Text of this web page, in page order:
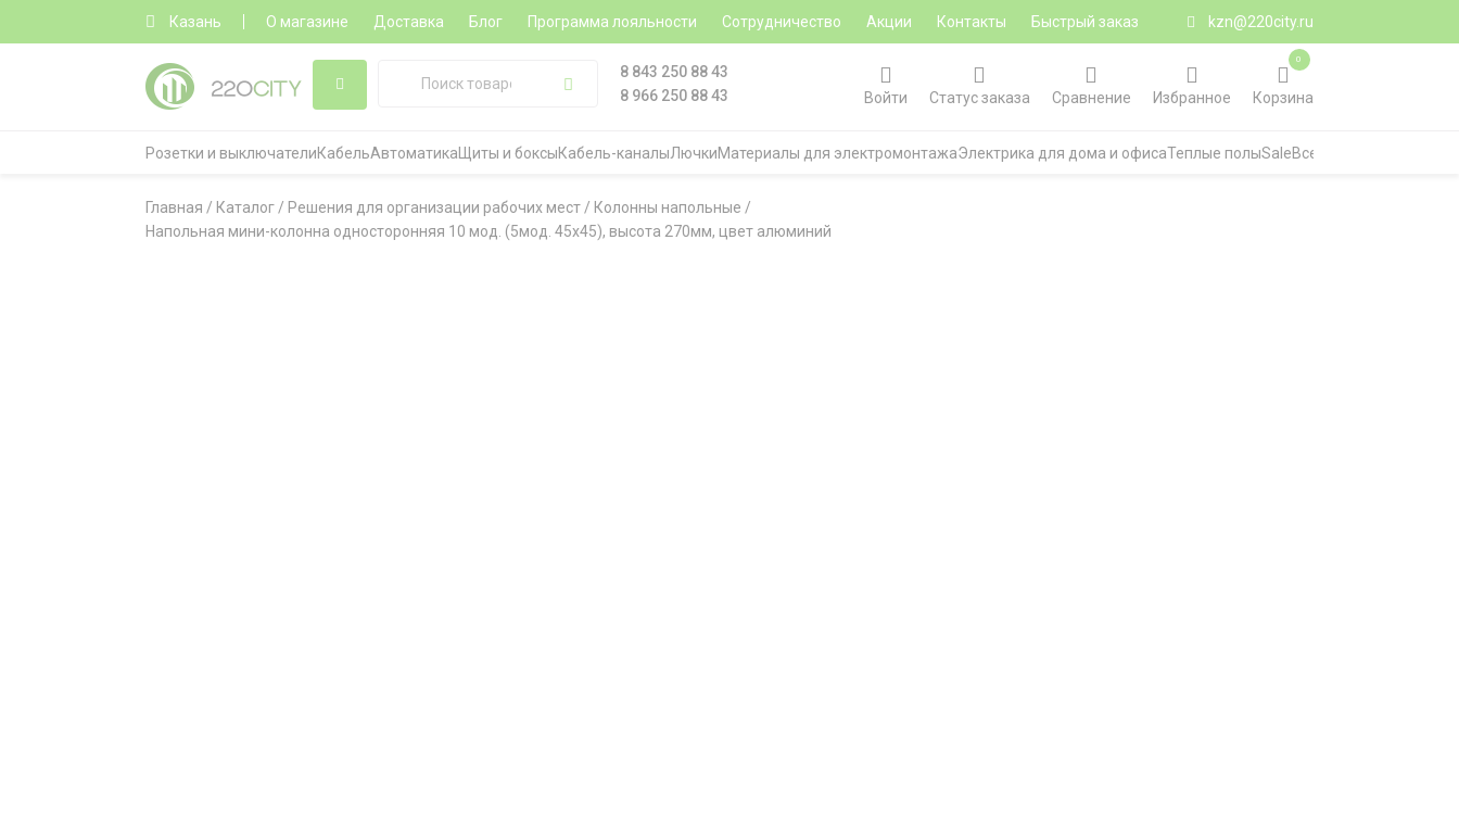
Казань О магазине Доставка Блог Программа лояльности Сотрудничество Акции Контакты Быстрый заказ kzn@220city.ru
8 843 250 88 43
8 966 250 88 43
Войти Статус заказа Сравнение Избранное Корзина
0
Розетки и выключателиКабельАвтоматика Щиты и боксыКабель-каналыЛючкиМатериалы для электромонтажаЭлектрика для дома и офисаТеплые полыSaleВсе категории
Главная / Каталог / Решения для организации рабочих мест / Колонны напольные /
Напольная мини-колонна односторонняя 10 мод. (5мод. 45х45), высота 270мм, цвет алюминий